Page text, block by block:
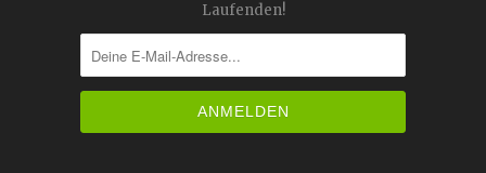
Laufenden!